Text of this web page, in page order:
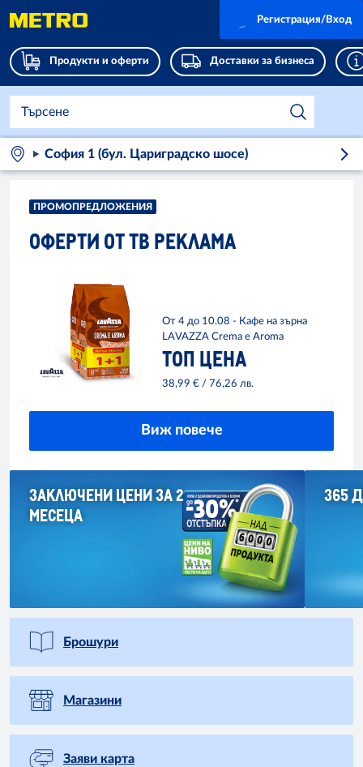
Продукти и оферти Доставки за бизнеса
Регистрация/Вход
София 1 (бул. Цариградско шосе)
ПРОМОПРЕДЛОЖЕНИЯ
ОФЕРТИ ОТ ТВ РЕКЛАМА
От 4 до 10.08 - Кафе на зърна
LAVAZZA Crema e Aroma
ТОП ЦЕНА
38,99 € / 76,26 лв.
Виж повече
ЗАКЛЮЧЕНИ ЦЕНИ ЗА 2
МЕСЕЦА
365
Брошури
Магазини
Заяви карта